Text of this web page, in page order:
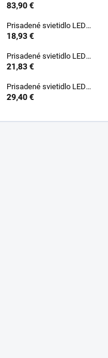
83,90 €
Prisadené svietidlo LED
18,93 €
Prisadené svietidlo LED
SONOR CCT UP 6W B 24365
21,83 €
Prisadené svietidlo LED
29,40 €